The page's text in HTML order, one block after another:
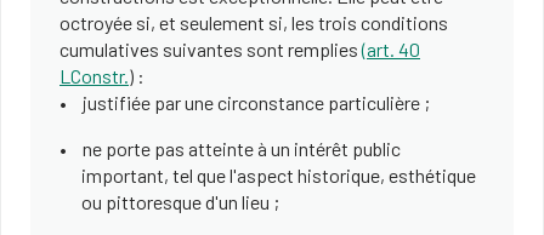
octroyée si, et seulement si, les trois conditions
cumulatives suivantes sont remplies(art. 40
LConstr.) :
justifiée par une circonstance particulière ;
ne porte pas atteinte à un intérêt public
important, tel que l'aspect historique, esthétique
ou pittoresque d'un lieu ;